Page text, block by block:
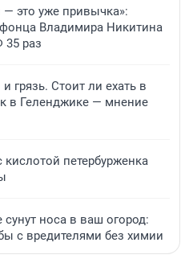
это уже привычка»:
Владимира Никитина
раз
грязь. Стоит ли ехать в
в Геленджике — мнение
петербурженка
носа в ваш огород:
с вредителями без химии